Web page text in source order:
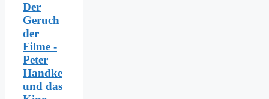
Der
Geruch
der
Filme -
Peter
Handke
und das